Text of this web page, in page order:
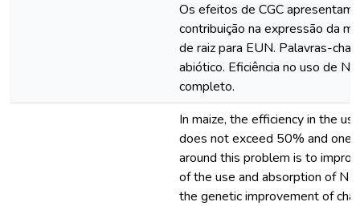
Os efeitos de CGC apresentam
contribuição na expressão da
de raiz para EUN. Palavras-
abiótico. Eficiência no uso de N.
completo.
In maize, the efficiency in the
does not exceed 50% and one
around this problem is to
of the use and absorption of N
the genetic improvement of